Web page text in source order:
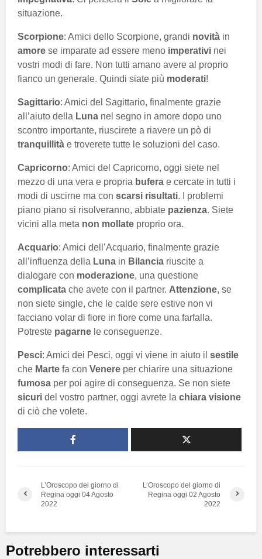
situazione.
Scorpione: Amici dello Scorpione, grandi novità in
amore se imparate ad essere meno imperativi nei
vostri modi di fare. Non tutti amano avere al proprio
fianco un generale. Quindi siate più moderati!
Sagittario: Amici del Sagittario, finalmente grazie
all’aiuto della Luna nel segno in amore dopo uno
scontro importante, riuscirete a riavere un pò di
tranquillità e troverete tutte le soluzioni del caso.
Capricorno: Amici del Capricorno, oggi siete nel
mezzo di una vera e propria bufera e cercate in tutti i
modi di uscirne ma con scarsi risultati. I problemi
piano piano si risolveranno, abbiate pazienza. Siete
vicini alla meta non mollate proprio ora.
Acquario: Amici dell’Acquario, finalmente grazie
all’influenza della Luna in Bilancia riuscite a
dialogare con moderazione, una questione
complicata che avete con il partner. Attenzione, se
non siete single, che le calde sere estive non vi
facciano volar di fiore in fiore come una farfalla.
Potreste pagarne le conseguenze.
Pesci: Amici dei Pesci, oggi vi viene in aiuto il sestile
che Marte fa con Venere per chiarire una situazione
fumosa per poi agire di conseguenza. Se non siete
sicuri del vostro partner, oggi avrete la chiara visione
di ciò che volete.
L’Oroscopo del giorno di
Regina oggi 04 Agosto
2022
L’Oroscopo del giorno di
Regina oggi 02 Agosto
2022
Potrebbero interessarti